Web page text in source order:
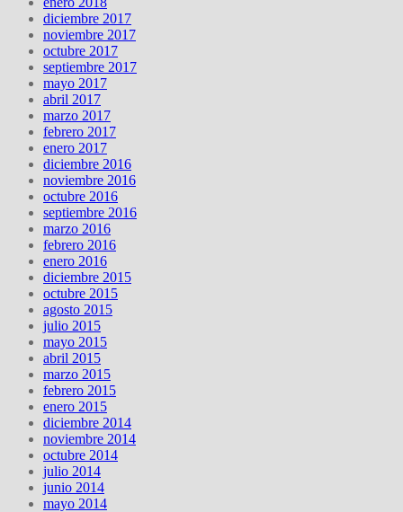
diciembre 2017
noviembre 2017
octubre 2017
septiembre 2017
mayo 2017
abril 2017
marzo 2017
febrero 2017
enero 2017
diciembre 2016
noviembre 2016
octubre 2016
septiembre 2016
marzo 2016
febrero 2016
enero 2016
diciembre 2015
octubre 2015
agosto 2015
julio 2015
mayo 2015
abril 2015
marzo 2015
febrero 2015
enero 2015
diciembre 2014
noviembre 2014
octubre 2014
julio 2014
junio 2014
mayo 2014